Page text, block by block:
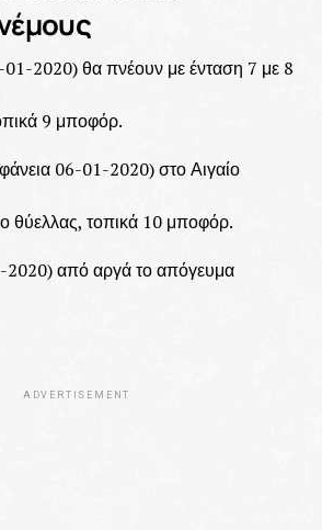
2020) θα πνέουν με ένταση 7 με 8
9 μποφόρ.
06-01-2020) στο Αιγαίο
θύελλας, τοπικά 10 μποφόρ.
2020) από αργά το απόγευμα
ADVERTISEMENT